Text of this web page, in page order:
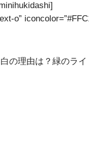
o”
の理由は？緑のライ